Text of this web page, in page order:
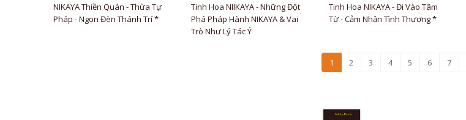
NIKAYA Thiền Quán - Thừa Tự
Pháp - Ngọn Đèn Thánh Trí *
Tinh Hoa NIIKAYA - Những Đột
Phá Pháp Hành NIKAYA & Vai
Trò Như Lý Tác Ý
Tinh Hoa NIKAYA - Đi Vào Tâm
Từ - Cảm Nhận Tình Thương *
1 2 3 4 5 6 7